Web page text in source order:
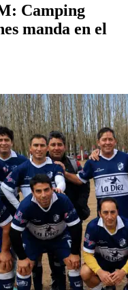
Camping
manda en el